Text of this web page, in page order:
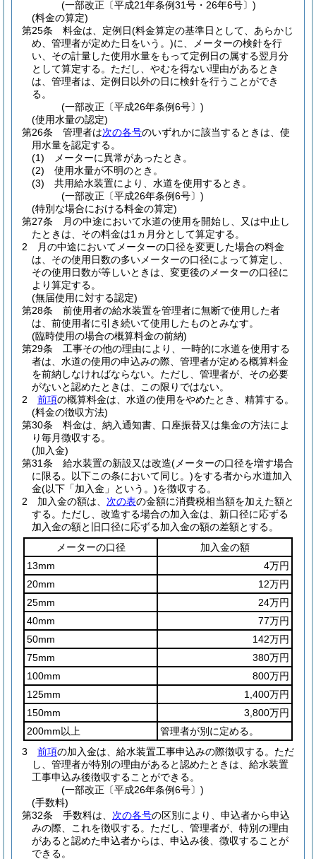
(一部改正〔平成21年条例31号・26年6号〕)
(料金の算定)
第25条
料金は、定例日(料金算定の基準日として、あらかじ
め、管理者が定めた日をいう。)に、メーターの検針を行
い、その計量した使用水量をもって定例日の属する翌月分
として算定する。 ただし、やむを得ない理由があるとき
は、管理者は、定例日以外の日に検針を行うことができ
る。
(一部改正〔平成26年条例6号〕)
(使用水量の認定)
第26条
管理者は次の各号のいずれかに該当するときは、使
用水量を認定する。
(1)
メーターに異常があったとき。
(2)
使用水量が不明のとき。
(3)
共用給水装置により、水道を使用するとき。
(一部改正〔平成26年条例6号〕)
(特別な場合における料金の算定)
第27条
月の中途において水道の使用を開始し、又は中止し
たときは、その料金は1ヵ月分として算定する。
2
月の中途においてメーターの口径を変更した場合の料金
は、その使用日数の多いメーターの口径によって算定し、
その使用日数が等しいときは、変更後のメーターの口径に
より算定する。
(無届使用に対する認定)
第28条
前使用者の給水装置を管理者に無断で使用した者
は、前使用者に引き続いて使用したものとみなす。
(臨時使用の場合の概算料金の前納)
第29条
工事その他の理由により、一時的に水道を使用する
者は、水道の使用の申込みの際、管理者が定める概算料金
を前納しなければならない。 ただし、管理者が、その必要
がないと認めたときは、この限りではない。
2
前項の概算料金は、水道の使用をやめたとき、精算する。
(料金の徴収方法)
第30条
料金は、納入通知書、口座振替又は集金の方法によ
り毎月徴収する。
(加入金)
第31条
給水装置の新設又は改造(メーターの口径を増す場合
に限る。以下この条において同じ。)をする者から水道加入
金(以下「加入金」という。)を徴収する。
2
加入金の額は、 次の表の金額に消費税相当額を加えた額と
する。 ただし、改造する場合の加入金は、新口径に応ずる
加入金の額と旧口径に応ずる加入金の額の差額とする。
メーターの口径
加入金の額
13mm
4万円
20mm
12万円
25mm
24万円
40mm
77万円
50mm
142万円
75mm
380万円
100mm
800万円
125mm
1,400万円
150mm
3,800万円
200mm以上
管理者が別に定める。
3
前項の加入金は、給水装置工事申込みの際徴収する。 ただ
し、管理者が特別の理由があると認めたときは、給水装置
工事申込み後徴収することができる。
(一部改正〔平成26年条例6号〕)
(手数料)
第32条
手数料は、 次の各号の区別により、申込者から申込
みの際、これを徴収する。 ただし、管理者が、特別の理由
があると認めた申込者からは、申込み後、徴収することが
できる。